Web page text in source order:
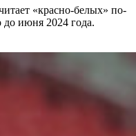
«красно-белых» по-
до июня 2024 года.